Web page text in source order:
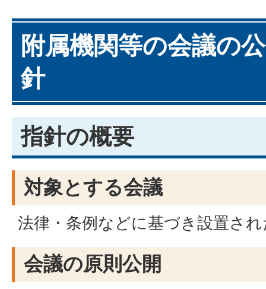
附属機関等の会議の
針
指針の概要
対象とする会議
法律・条例などに基づき設置さ
会議の原則公開